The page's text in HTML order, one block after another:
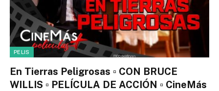
PELIS
En Tierras Peligrosas ▫️ CON BRUCE
WILLIS ▫️ PELÍCULA DE ACCIÓN ▫️ CineMás